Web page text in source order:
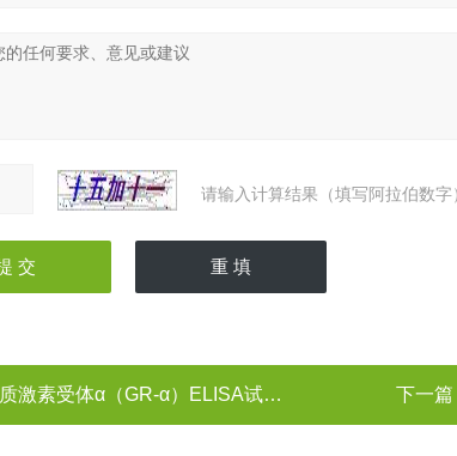
请输入计算结果（填写阿拉伯数
素受体α（GR-α）ELISA试剂盒 下一篇